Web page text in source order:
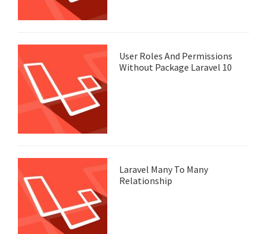
User Roles And Permissions
Without Package Laravel 10
Laravel Many To Many
Relationship